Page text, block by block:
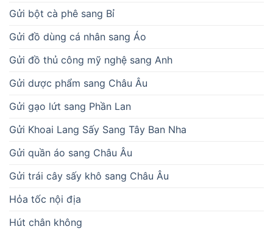
Gửi bột cà phê sang Bỉ
Gửi đồ dùng cá nhân sang Áo
Gửi đồ thủ công mỹ nghệ sang Anh
Gửi dược phẩm sang Châu Âu
Gửi gạo lứt sang Phần Lan
Gửi Khoai Lang Sấy Sang Tây Ban Nha
Gửi quần áo sang Châu Âu
Gửi trái cây sấy khô sang Châu Âu
Hỏa tốc nội địa
Hút chân không